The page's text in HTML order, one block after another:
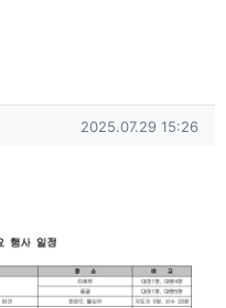
작성일
2025.07.29 15:26